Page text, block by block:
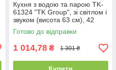
Кухня з водою та парою TK-
61324 "TK Group", зі світлом і
звуком (висота 63 см), 42
елементи
Готово до відправки
1 014,78 ₴ 1 301 ₴